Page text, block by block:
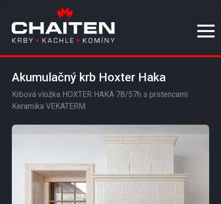
Akumulačný krb Hoxter Haka
Krbová vložka HOXTER HAKA 78/57h s prstencami
Keramika VEKATERM